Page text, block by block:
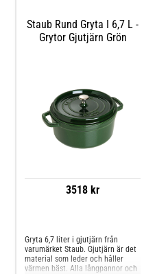
Staub Rund Gryta I 6,7 L -
Grytor Gjutjärn Grön
3518 kr
Gryta 6,7 liter i gjutjärn från
varumärket Staub. Gjutjärn är det
material som leder och håller
värmen bäst. Alla långpannor och